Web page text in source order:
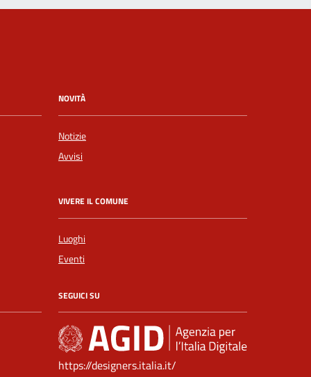
NOVITÀ
Notizie
Avvisi
VIVERE IL COMUNE
Luoghi
Eventi
SEGUICI SU
https://designers.italia.it/